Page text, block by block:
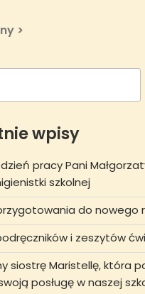
>
wpisy
pracy Pani
szkolnej
do nowego
i zeszytów
siostrę Maristellę, która
posługę w naszej